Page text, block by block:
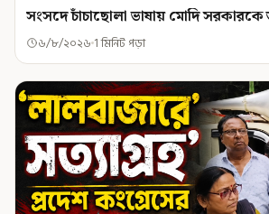
সংসদে চাঁচাছোলা ভাষায় মোদি
৬/৮/২০২৬ 1 মিনিট পড়া